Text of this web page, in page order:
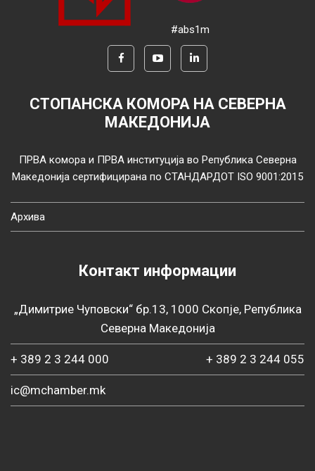
#abs1m
СТОПАНСКА КОМОРА НА СЕВЕРНА
МАКЕДОНИЈА
ПРВА комора и ПРВА институција во Република Северна
Македонија сертифицирана по СТАНДАРДОТ ISO 9001:2015
Архива
Контакт информации
„Димитрие Чуповски“ бр.13, 1000 Скопје, Република
Северна Македонија
+ 389 2 3 244 000 + 389 2 3 244 055
ic@mchamber.mk